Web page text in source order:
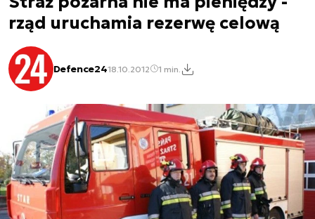
rząd uruchamia rezerwę celową
Defence2418.10.2012 1 min.